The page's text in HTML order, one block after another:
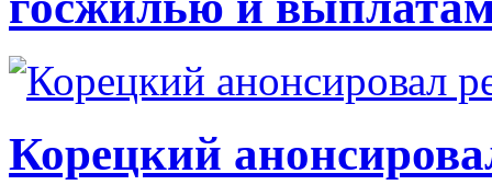
Корецкий